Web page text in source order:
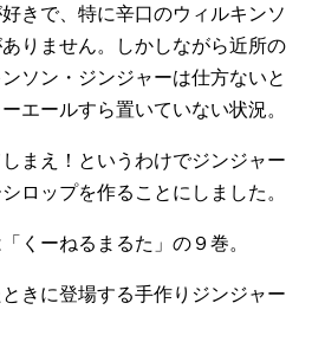
きで、特に辛口のウィルキンソ
りません。しかしながら近所の
ソン・ジンジャーは仕方ないと
エールすら置いていない状況。
まえ！というわけでジンジャー
ロップを作ることにしました。
くーねるまるた」の９巻。
きに登場する手作りジンジャー